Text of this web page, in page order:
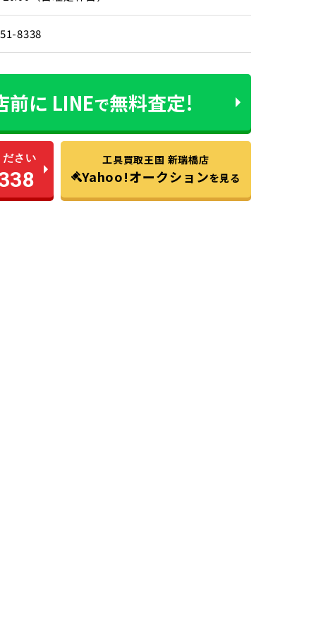
8338
前に LINEで無料査定!
さい 工具買取王国 新瑞橋店
Yahoo!オークションを見る